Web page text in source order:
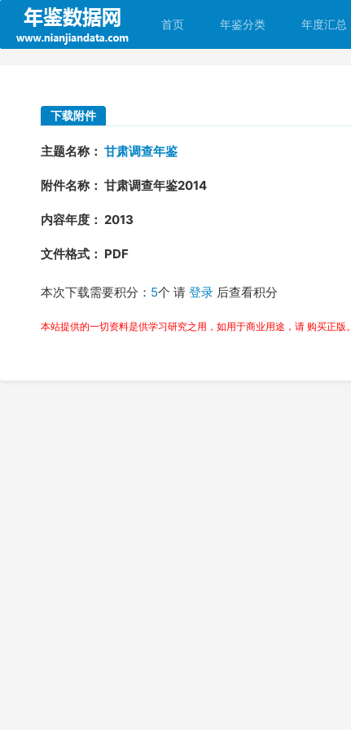
首页 年鉴分类 年度汇总
下载附件
主题名称： 甘肃调查年鉴
附件名称： 甘肃调查年鉴2014
内容年度： 2013
文件格式： PDF
本次下载需要积分： 5个 请 登录 后查看积分
本站提供的一切资料是供学习研究之用，如用于商业用途，请 购买正版。